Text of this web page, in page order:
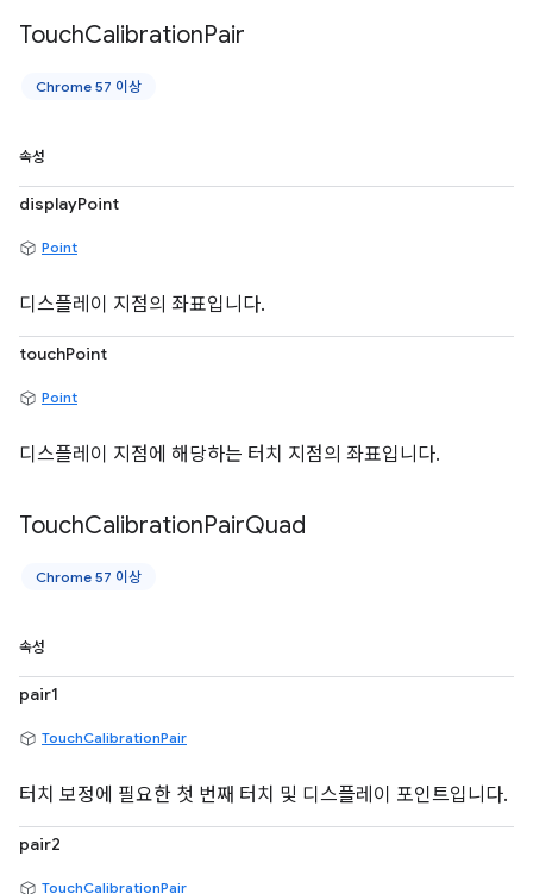
TouchCalibrationPair
Chrome 57 이상
속성
displayPoint
Point
디스플레이 지점의 좌표입니다.
touchPoint
Point
디스플레이 지점에 해당하는 터치 지점의 좌표입니다.
TouchCalibrationPairQuad
Chrome 57 이상
속성
pair1
TouchCalibrationPair
터치 보정에 필요한 첫 번째 터치 및 디스플레이 포인트입니다.
pair2
TouchCalibrationPair